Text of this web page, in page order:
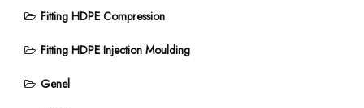
Fitting HDPE Compression
Fitting HDPE Injection Moulding
Genel